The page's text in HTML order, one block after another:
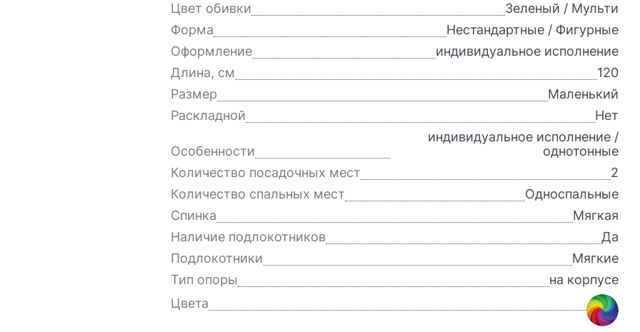
Цвет обивки
Зеленый / Мульти
Форма
Нестандартные / Фигурные
Оформление
индивидуальное исполнение
Длина, см
120
Размер
Маленький
Раскладной
Нет
Особенности
индивидуальное исполнение /
однотонные
Количество посадочных мест
2
Количество спальных мест
Односпальные
Спинка
Мягкая
Наличие подлокотников
Да
Подлокотники
Мягкие
Тип опоры
на корпусе
Цвета